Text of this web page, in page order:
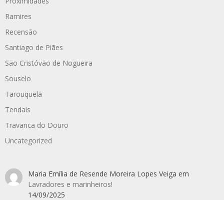
Ramires
Recensão
Santiago de Piães
São Cristóvão de Nogueira
Souselo
Tarouquela
Tendais
Travanca do Douro
Uncategorized
Maria Emília de Resende Moreira Lopes Veiga em
Lavradores e marinheiros!
14/09/2025